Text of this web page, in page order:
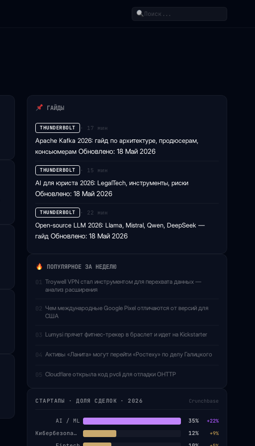
Поиск
ГАЙДЫ
THUNDERBOLT · 17 мин
Apache Kafka 2026: гайд по архитектуре, продюсерам,
консьюмерам Обновлено: 18 Май 2026
THUNDERBOLT · 15 мин
AI для юриста 2026: LegalTech, инструменты, риски
Обновлено: 18 Май 2026
THUNDERBOLT · 22 мин
Open-source LLM 2026: Llama, Mistral, Qwen, DeepSeek —
гайд Обновлено: 18 Май 2026
ПОПУЛЯРНОЕ ЗА НЕДЕЛЮ
01 Troywell VPN стал инструментом для перехвата данных —
анализ расширения
02 Чем международные Google Pixel отличаются от версий для
США
03 Lumysi прячет фитнес-трекер в браслет и идет на Kickstarter
04 Активы «Ланита» могут перейти «Ростеху» по делу Галицкого
05 Cloudflare открыла код pvcli для отладки OHTTP
СТАРТАПЫ · ДОЛЯ СДЕЛОК · 2026 Crunchbase
AI / ML 35% +22%
Кибербезопасность 12% +9%